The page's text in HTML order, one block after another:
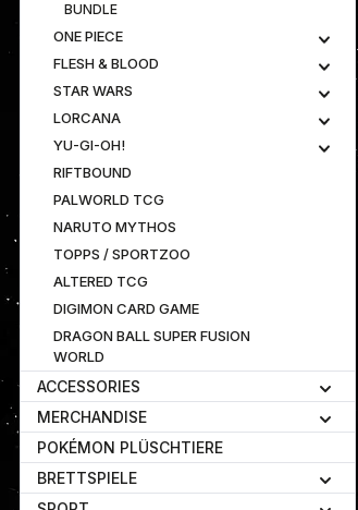
BUNDLE
ONE PIECE
FLESH & BLOOD
STAR WARS
LORCANA
YU-GI-OH!
RIFTBOUND
PALWORLD TCG
NARUTO MYTHOS
TOPPS / SPORTZOO
ALTERED TCG
DIGIMON CARD GAME
DRAGON BALL SUPER FUSION
WORLD
ACCESSORIES
MERCHANDISE
POKÉMON PLÜSCHTIERE
BRETTSPIELE